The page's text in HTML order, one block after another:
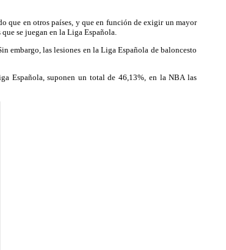
que en otros países, y que en función de exigir un mayor
se juegan en la Liga Española.
embargo, las lesiones en la Liga Española de baloncesto
Española, suponen un total de 46,13%, en la NBA las